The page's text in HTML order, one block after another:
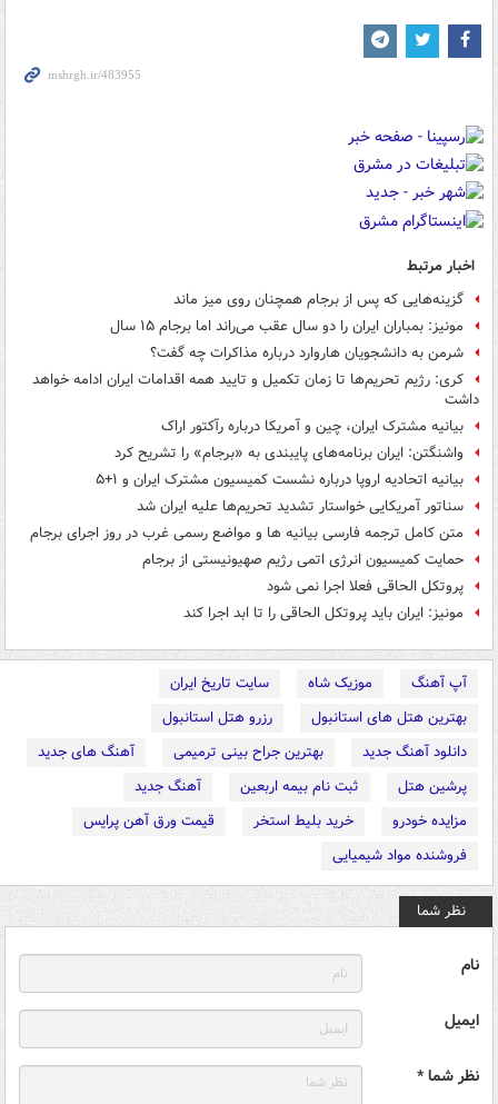
اخبار مرتبط
گزینه‌هایی که پس از برجام همچنان روی میز ماند
مونیز: بمباران ایران را دو سال عقب می‌راند اما برجام ۱۵ سال
شرمن به دانشجویان هاروارد درباره مذاکرات چه گفت؟
کری: رژیم تحریم‌ها تا زمان تکمیل و تایید همه اقدامات ایران ادامه خواهد
داشت
بیانیه مشترک ایران، چین و آمریکا درباره رآکتور اراک
واشنگتن: ایران برنامه‌‌های پایبندی به «برجام» را تشریح کرد
بیانیه اتحادیه اروپا درباره نشست کمیسیون مشترک ایران و ۱+۵
سناتور آمریکایی خواستار تشدید تحریم‌ها علیه ایران شد
متن کامل ترجمه فارسی بیانیه ها و مواضع رسمی غرب در روز اجرای برجام
حمایت کمیسیون انرژی اتمی رژیم صهیونیستی از برجام
پروتکل الحاقی فعلا اجرا نمی شود
مونیز: ایران باید پروتکل الحاقی را تا ابد اجرا کند
آپ آهنگ موزیک شاه
سایت تاریخ ایران
بهترین هتل های استانبول
رزرو هتل استانبول
دانلود آهنگ جدید
بهترین جراح بینی ترمیمی
آهنگ های جدید
پرشین هتل
ثبت نام بیمه اربعین
آهنگ جدید
مزایده خودرو
خرید بلیط استخر
قیمت ورق آهن پرایس
فروشنده مواد شیمیایی
نظر شما
نام
ایمیل
نظر شما *